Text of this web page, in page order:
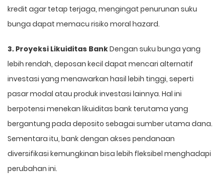
kredit agar tetap terjaga, mengingat penurunan suku
bunga dapat memacu risiko moral hazard.
3. Proyeksi Likuiditas BankDengan suku bunga yang
lebih rendah, deposan kecil dapat mencari alternatif
investasi yang menawarkan hasil lebih tinggi, seperti
pasar modal atau produk investasi lainnya. Hal ini
berpotensi menekan likuiditas bank terutama yang
bergantung pada deposito sebagai sumber utama dana.
Sementara itu, bank dengan akses pendanaan
diversifikasi kemungkinan bisa lebih fleksibel menghadapi
perubahan ini.